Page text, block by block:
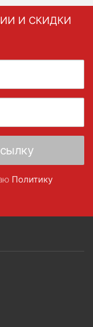
И СКИДКИ
Политику